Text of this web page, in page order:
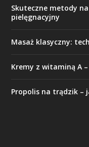
Skuteczne metody
pielęgnacyjny
Masaż klasyczny:
Kremy z witaminą A
Propolis na trądzik –